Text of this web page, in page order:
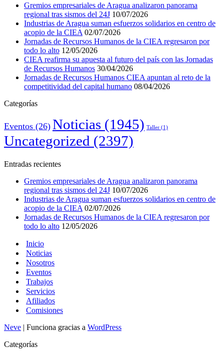
Gremios empresariales de Aragua analizaron panorama
regional tras sismos del 24J 10/07/2026
Industrias de Aragua suman esfuerzos solidarios en centro de
acopio de la CIEA 02/07/2026
Jornadas de Recursos Humanos de la CIEA regresaron por
todo lo alto 12/05/2026
CIEA reafirma su apuesta al futuro del país con las Jornadas
de Recursos Humanos 30/04/2026
Jornadas de Recursos Humanos CIEA apuntan al reto de la
competitividad del capital humano 08/04/2026
Categorías
Eventos (26) Noticias (1945) Taller (1)
Uncategorized (2397)
Entradas recientes
Gremios empresariales de Aragua analizaron panorama
regional tras sismos del 24J 10/07/2026
Industrias de Aragua suman esfuerzos solidarios en centro de
acopio de la CIEA 02/07/2026
Jornadas de Recursos Humanos de la CIEA regresaron por
todo lo alto 12/05/2026
Inicio
Noticias
Nosotros
Eventos
Trabajos
Servicios
Afiliados
Comisiones
Neve | Funciona gracias a WordPress
Categorías